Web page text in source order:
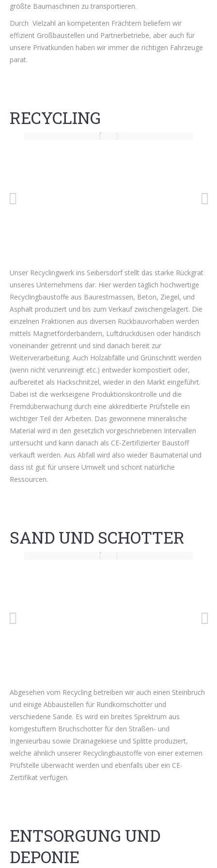
größte Baumaschinen zu transportieren.
Durch Vielzahl an kompetenten Frächtern beliefern wir
effizient Großbaustellen und Partnerbetriebe, aber auch für
unsere Privatkunden haben wir immer die richtigen Fahrzeuge
parat.
RECYCLING
Unser Recyclingwerk ins Seibersdorf stellt das starke Rückgrat
unseres Unternehmens dar. Hier werden täglich hochwertige
Recyclingbaustoffe aus Baurestmassen, Beton, Ziegel, und
Asphalt produziert und bis zum Verkauf zwischengelagert. Die
einzelnen Fraktionen aus diversen Rückbauvorhaben werden
mittels Magnetförderbändern, Luftdruckdüsen oder händisch
voneinander getrennt und sind danach bereit zur
Weiterverarbeitung. Auch Holzabfälle und Grünschnitt werden
(wenn nicht verunreinigt etc.) entweder kompostiert oder,
aufbereitet als Hackschnitzel, wieder in den Markt eingeführt.
Dabei ist die werkseigene Produktionskontrolle und die
Fremdüberwachung durch eine akkreditierte Prüfstelle ein
wichtiger Teil der Arbeiten. Das gewonnene mineralische
Material wird in den gesetzlich vorgeschriebenen Intervallen
untersucht und kann danach als CE-Zertifizierter Baustoff
verkauft werden. Aus Abfall wird also wieder Baumaterial und
dass ist gut für unsere Umwelt und schont natürliche
Ressourcen.
SAND UND SCHOTTER
Abgesehen vom Recycling betreiben wir auch einen Steinbruch
und einige Abbaustellen für Rundkornschotter und
verschiedene Sande. Es wird ein breites Sprektrum aus
korngestuftem Bruchschotter für den Straßen- und
Ingenieurbau sowie Drainagekiese und Splitte produziert,
welche ähnlich unserer Recyclingbaustoffe von einer externen
Prüfstelle überwacht werden und ebenfalls über ein CE-
Zertifikat verfügen.
ENTSORGUNG UND
DEPONIE